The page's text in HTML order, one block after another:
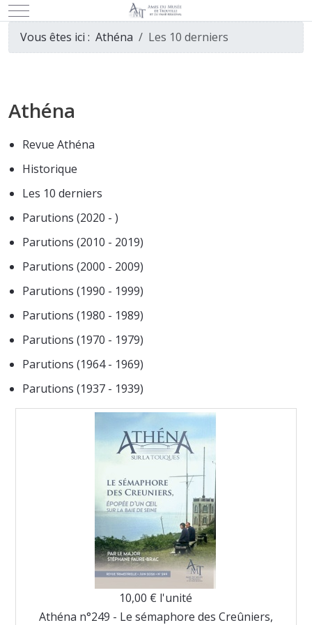
Mobile Menu Toggle
Vous êtes ici : Athéna Les 10 derniers
Athéna
Revue Athéna
Historique
Les 10 derniers
Parutions (2020 - )
Parutions (2010 - 2019)
Parutions (2000 - 2009)
Parutions (1990 - 1999)
Parutions (1980 - 1989)
Parutions (1970 - 1979)
Parutions (1964 - 1969)
Parutions (1937 - 1939)
10,00 € l'unité
Athéna n°249 - Le sémaphore des Creûniers,